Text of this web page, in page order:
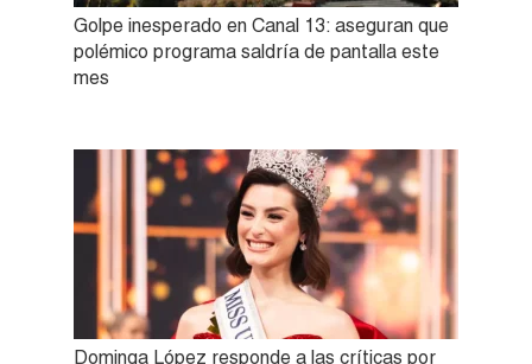
Golpe inesperado en Canal 13: aseguran que
polémico programa saldría de pantalla este
mes
Dominga López responde a las críticas por